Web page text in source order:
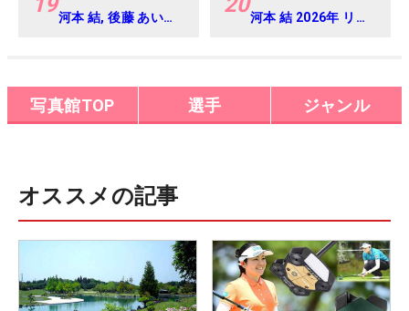
河本 結, 後藤 あい
河本 結 2026年 リゾ
写真館TOP 選手 ジャンル
オススメの記事